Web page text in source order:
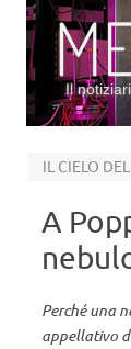
Il
IL CIELO
A
Perché una
appellativo